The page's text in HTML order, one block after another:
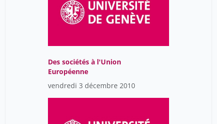
Des sociétés à l'Union
Européenne
vendredi 3 décembre 2010